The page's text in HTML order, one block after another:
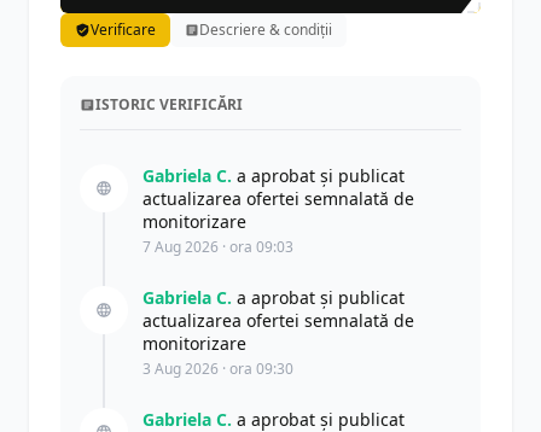
Verificare Descriere & condiții
ISTORIC VERIFICĂRI
Gabriela C. a aprobat și publicat
actualizarea ofertei semnalată de
monitorizare
7 Aug 2026 · ora 09:03
Gabriela C. a aprobat și publicat
actualizarea ofertei semnalată de
monitorizare
3 Aug 2026 · ora 09:30
Gabriela C. a aprobat și publicat